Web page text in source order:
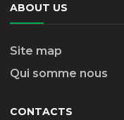
ABOUT US
Site map
Qui somme nous
CONTACTS